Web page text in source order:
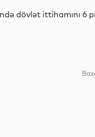
dövlət ittihamını 6